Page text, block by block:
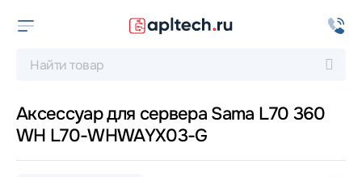
Аксессуар для сервера Sama L70 360
WH L70-WHWAYX03-G